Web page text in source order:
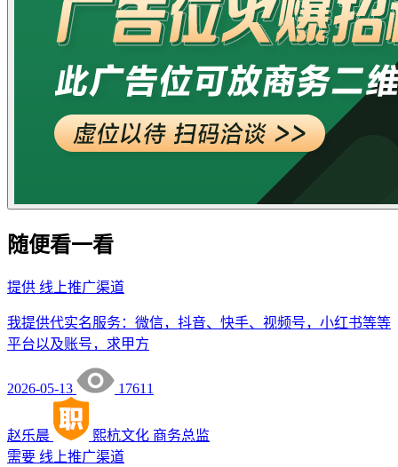
随便看一看
提供 线上推广渠道
我提供代实名服务：微信，抖音、快手、视频号，小红书等等
平台以及账号，求甲方
2026-05-13 17611
赵乐晨 熙杭文化 商务总监
需要 线上推广渠道